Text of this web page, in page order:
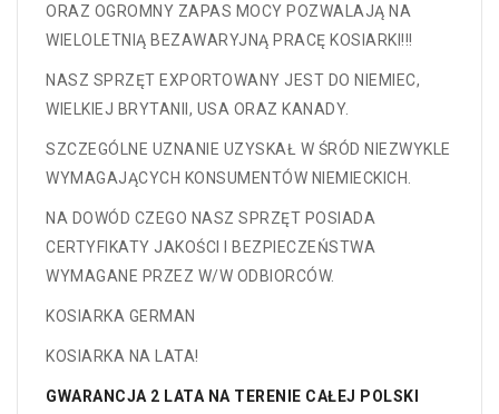
ORAZ OGROMNY ZAPAS MOCY POZWALAJĄ NA
WIELOLETNIĄ BEZAWARYJNĄ PRACĘ KOSIARKI!!!
NASZ SPRZĘT EXPORTOWANY JEST DO NIEMIEC,
WIELKIEJ BRYTANII, USA ORAZ KANADY.
SZCZEGÓLNE UZNANIE UZYSKAŁ W ŚRÓD NIEZWYKLE
WYMAGAJĄCYCH KONSUMENTÓW NIEMIECKICH.
NA DOWÓD CZEGO NASZ SPRZĘT POSIADA
CERTYFIKATY JAKOŚCI I BEZPIECZEŃSTWA
WYMAGANE PRZEZ W/W ODBIORCÓW.
KOSIARKA GERMAN
KOSIARKA NA LATA!
GWARANCJA 2 LATA NA TERENIE CAŁEJ POLSKI